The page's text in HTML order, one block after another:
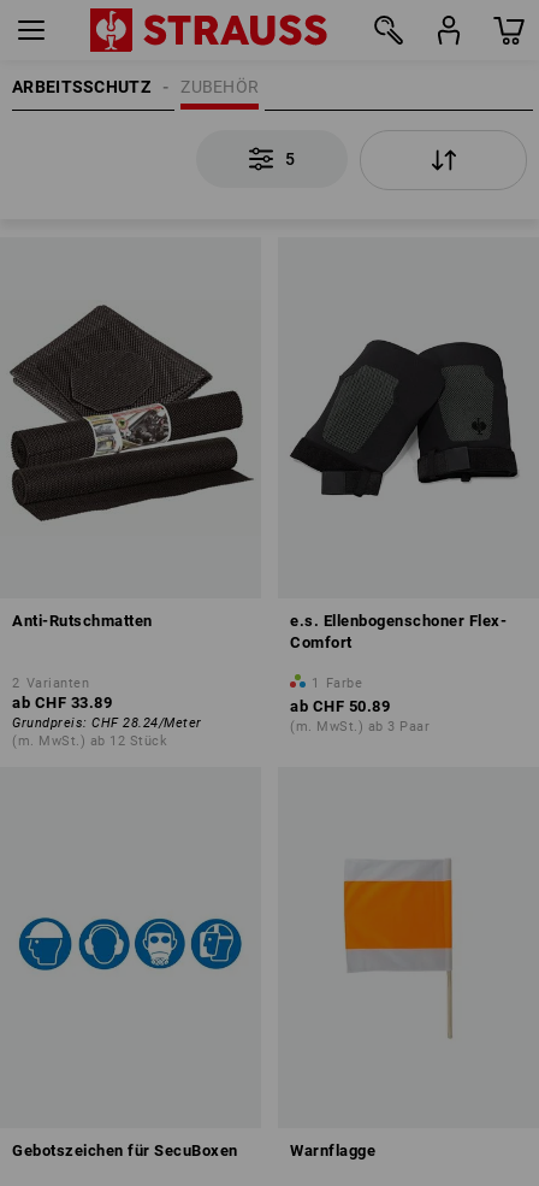
ARBEITSSCHUTZ ZUBEHÖR
5
Anti-Rutschmatten
2 Varianten
ab CHF 33.89
Grundpreis: CHF 28.24/Meter
(m. MwSt.) ab 12 Stück
e.s. Ellenbogenschoner Flex-
Comfort
1 Farbe
ab CHF 50.89
(m. MwSt.) ab 3 Paar
Gebotszeichen für SecuBoxen Warnflagge